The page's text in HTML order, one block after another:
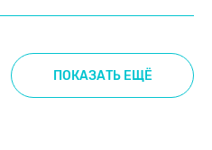
ПОКАЗАТЬ ЕЩЁ